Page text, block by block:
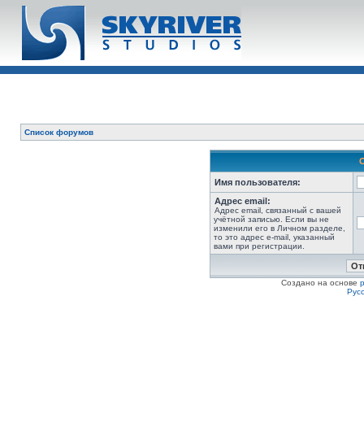
Список форумов
Имя пользователя:
Адрес email:
Адрес email, связанный с вашей
учётной записью. Если вы не
изменили его в Личном разделе,
то это адрес e-mail, указанный
вами при регистрации.
Создано на основе